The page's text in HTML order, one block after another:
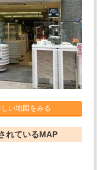
い地図をみる
れているMAP